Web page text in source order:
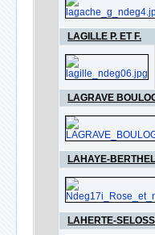
LAGILLE P. ET F.
LAGRAVE
LAHAYE-
LAHERTE-